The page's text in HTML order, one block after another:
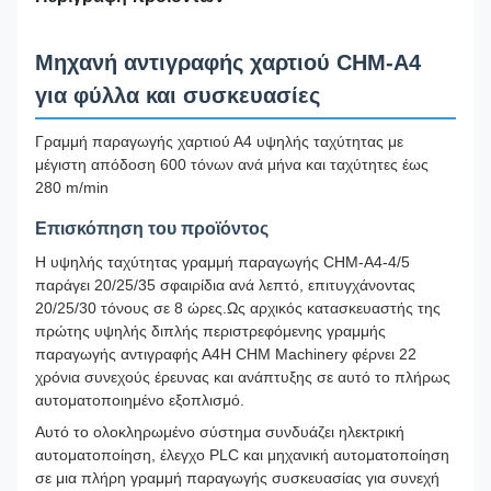
Μηχανή αντιγραφής χαρτιού CHM-A4
για φύλλα και συσκευασίες
Γραμμή παραγωγής χαρτιού Α4 υψηλής ταχύτητας με
μέγιστη απόδοση 600 τόνων ανά μήνα και ταχύτητες έως
280 m/min
Επισκόπηση του προϊόντος
Η υψηλής ταχύτητας γραμμή παραγωγής CHM-A4-4/5
παράγει 20/25/35 σφαιρίδια ανά λεπτό, επιτυγχάνοντας
20/25/30 τόνους σε 8 ώρες.Ως αρχικός κατασκευαστής της
πρώτης υψηλής διπλής περιστρεφόμενης γραμμής
παραγωγής αντιγραφής Α4Η CHM Machinery φέρνει 22
χρόνια συνεχούς έρευνας και ανάπτυξης σε αυτό το πλήρως
αυτοματοποιημένο εξοπλισμό.
Αυτό το ολοκληρωμένο σύστημα συνδυάζει ηλεκτρική
αυτοματοποίηση, έλεγχο PLC και μηχανική αυτοματοποίηση
σε μια πλήρη γραμμή παραγωγής συσκευασίας για συνεχή